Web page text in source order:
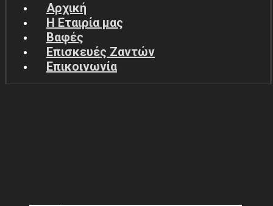
Αρχική
Η Εταιρία μας
Βαφές
Επισκευές Ζαντών
Επικοινωνία